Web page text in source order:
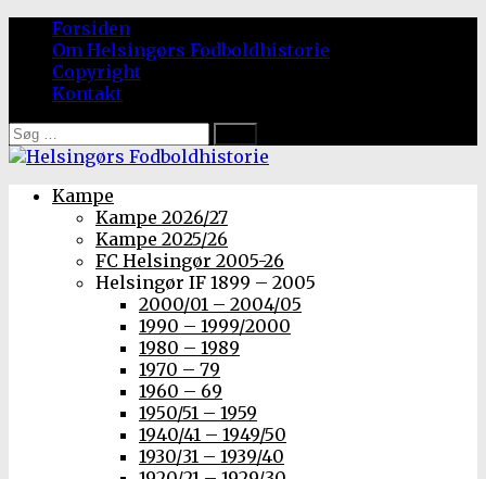
Forsiden
Om Helsingørs Fodboldhistorie
Copyright
Kontakt
Søg
efter:
Kampe
Kampe 2026/27
Kampe 2025/26
FC Helsingør 2005-26
Helsingør IF 1899 – 2005
2000/01 – 2004/05
1990 – 1999/2000
1980 – 1989
1970 – 79
1960 – 69
1950/51 – 1959
1940/41 – 1949/50
1930/31 – 1939/40